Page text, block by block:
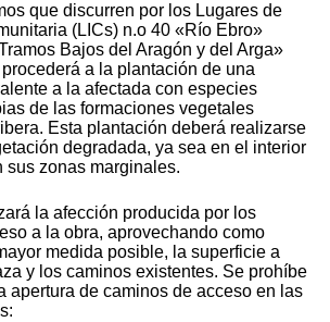
que discurren por los Lugares de
(LICs) n.o 40 «Río Ebro»
Bajos del Aragón y del Arga»
a la plantación de una
a la afectada con especies
de las formaciones vegetales
Esta plantación deberá realizarse
degradada, ya sea en el interior
sus zonas marginales.
la afección producida por los
a la obra, aprovechando como
medida posible, la superficie a
y los caminos existentes. Se prohíbe
apertura de caminos de acceso en las